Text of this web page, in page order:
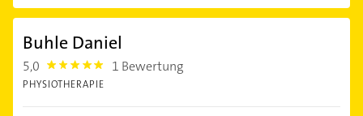
Buhle Daniel
5,0 5.0 1 Bewertung
PHYSIOTHERAPIE